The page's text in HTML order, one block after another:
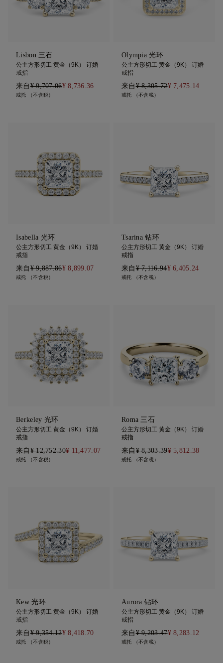
Lisbon 三石
公主方形切工 黄金（9K） 订婚
戒指
来自¥ 9,707.06¥ 8,736.36
戒托 （不含税）
Olympia 光环
公主方形切工 黄金（9K） 订婚
戒指
来自¥ 8,305.72¥ 7,475.14
戒托 （不含税）
Isabella 光环
公主方形切工 黄金（9K） 订婚
戒指
来自¥ 9,887.86¥ 8,899.07
戒托 （不含税）
Tsarina 钻环
公主方形切工 黄金（9K） 订婚
戒指
来自¥ 7,116.94¥ 6,405.24
戒托 （不含税）
Berkeley 光环
公主方形切工 黄金（9K） 订婚
戒指
来自¥ 12,752.30¥ 11,477.07
戒托 （不含税）
Roma 三石
公主方形切工 黄金（9K） 订婚
戒指
来自¥ 8,303.39¥ 5,812.38
戒托 （不含税）
Kew 光环
公主方形切工 黄金（9K） 订婚
戒指
来自¥ 9,354.12¥ 8,418.70
戒托 （不含税）
Aurora 钻环
公主方形切工 黄金（9K） 订婚
戒指
来自¥ 9,203.47¥ 8,283.12
戒托 （不含税）